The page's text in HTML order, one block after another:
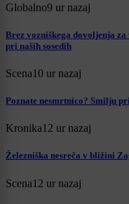
Globalno9 ur nazaj
Brez vozniškega dovoljenja
pri naših sosedih
Scena10 ur nazaj
Poznate nesmrtnico? Smilju
Kronika12 ur nazaj
Železniška nesreča v bližini
Scena12 ur nazaj